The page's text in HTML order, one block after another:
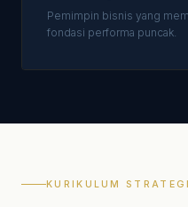
Pemimpin bisnis yang
fondasi performa puncak.
KURIKULUM